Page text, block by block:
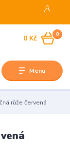
Menu
0
0 Kč
růže červená